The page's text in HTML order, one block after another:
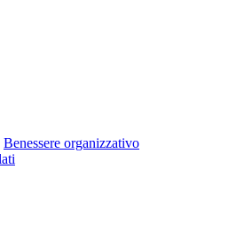
Benessere organizzativo